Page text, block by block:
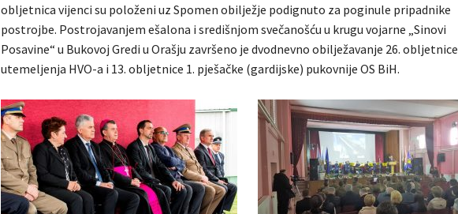
obljetnica vijenci su položeni uz Spomen obilježje podignuto za poginule pripadnike
postrojbe. Postrojavanjem ešalona i središnjom svečanošću u krugu vojarne „Sinovi
Posavine“ u Bukovoj Gredi u Orašju završeno je dvodnevno obilježavanje 26. obljetnice
utemeljenja HVO-a i 13. obljetnice 1. pješačke (gardijske) pukovnije OS BiH.